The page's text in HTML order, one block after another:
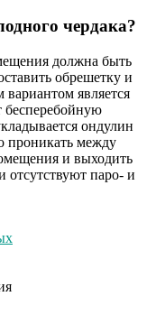
чердака?
должна быть
обрешетку и
является
бесперебойную
ондулин
проникать между
и выходить
отсутствуют паро- и